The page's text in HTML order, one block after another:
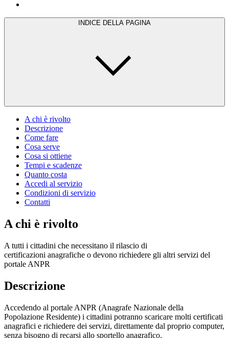
INDICE DELLA PAGINA
A chi è rivolto
Descrizione
Come fare
Cosa serve
Cosa si ottiene
Tempi e scadenze
Quanto costa
Accedi al servizio
Condizioni di servizio
Contatti
A chi è rivolto
A tutti i cittadini che necessitano il rilascio di
certificazioni anagrafiche o devono richiedere gli altri servizi del
portale ANPR
Descrizione
Accedendo al portale ANPR (Anagrafe Nazionale della
Popolazione Residente) i cittadini potranno scaricare molti certificati
anagrafici e richiedere dei servizi, direttamente dal proprio computer,
senza bisogno di recarsi allo sportello anagrafico.